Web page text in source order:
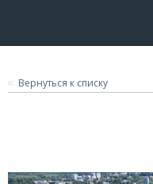
Вернуться к списку